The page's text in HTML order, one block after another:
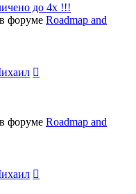
до 4х !!!
форуме Roadmap and
форуме Roadmap and